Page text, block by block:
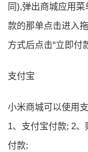
同),弹出商城应用菜
款的那单点击进入
方式后点击“立即付
支付宝
小米商城可以使用
1、支付宝付款; 2
付款;